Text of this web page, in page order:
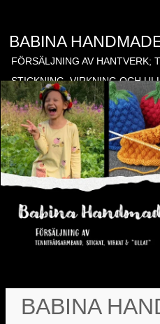
TILL FÖRSÄLJNING
BLOGG
GÄSTBOK
KONTAKT
BONADER
BABINA
FÖRSÄLJNING AV HANTVERK;
STICKNING, VIRKNING OCH
BABINA